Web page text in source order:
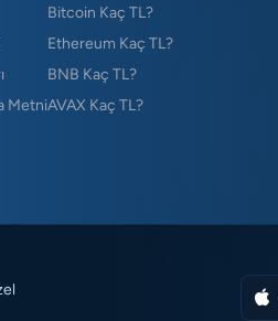
Metni
Bitcoin Kaç TL?
Ethereum Kaç TL?
BNB Kaç TL?
AVAX Kaç TL?